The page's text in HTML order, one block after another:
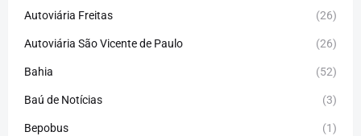
Autoviária Freitas (26)
Autoviária São Vicente de Paulo (26)
Bahia (52)
Baú de Notícias (3)
Bepobus (1)